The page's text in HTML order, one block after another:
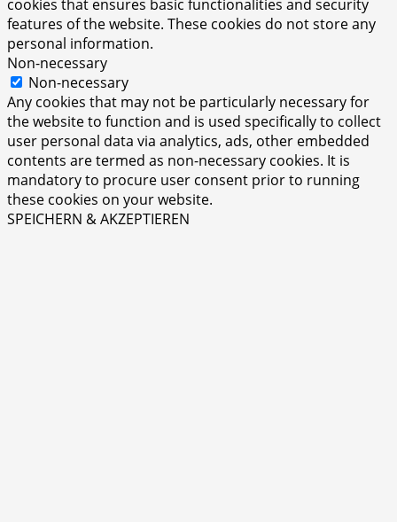
cookies that ensures basic functionalities and security
features of the website. These cookies do not store any
personal information.
Non-necessary
Non-necessary
Any cookies that may not be particularly necessary for
the website to function and is used specifically to collect
user personal data via analytics, ads, other embedded
contents are termed as non-necessary cookies. It is
mandatory to procure user consent prior to running
these cookies on your website.
SPEICHERN & AKZEPTIEREN